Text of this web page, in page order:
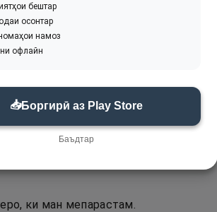
мепарастед.
ки ман мепарастам.
бештар
осонтар
намоз
офлайн
📥Боргирӣ аз Play Store
Баъдтар